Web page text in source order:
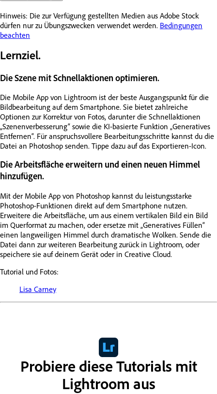
Hinweis: Die zur Verfügung gestellten Medien aus Adobe Stock
dürfen nur zu Übungszwecken verwendet werden. Bedingungen
beachten
Lernziel.
Die Szene mit Schnellaktionen optimieren.
Die Mobile App von Lightroom ist der beste Ausgangspunkt für die
Bildbearbeitung auf dem Smartphone. Sie bietet zahlreiche
Optionen zur Korrektur von Fotos, darunter die Schnellaktionen
„Szenenverbesserung“ sowie die KI-basierte Funktion „Generatives
Entfernen“. Für anspruchsvollere Bearbeitungsschritte kannst du die
Datei an Photoshop senden. Tippe dazu auf das Exportieren-Icon.
Die Arbeitsfläche erweitern und einen neuen Himmel
hinzufügen.
Mit der Mobile App von Photoshop kannst du leistungsstarke
Photoshop-Funktionen direkt auf dem Smartphone nutzen.
Erweitere die Arbeitsfläche, um aus einem vertikalen Bild ein Bild
im Querformat zu machen, oder ersetze mit „Generatives Füllen“
einen langweiligen Himmel durch dramatische Wolken. Sende die
Datei dann zur weiteren Bearbeitung zurück in Lightroom, oder
speichere sie auf deinem Gerät oder in Creative Cloud.
Tutorial und Fotos:
Lisa Carney
Probiere diese Tutorials mit
Lightroom aus